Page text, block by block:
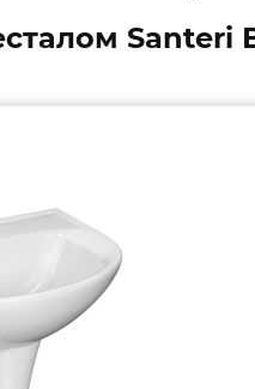
Santeri